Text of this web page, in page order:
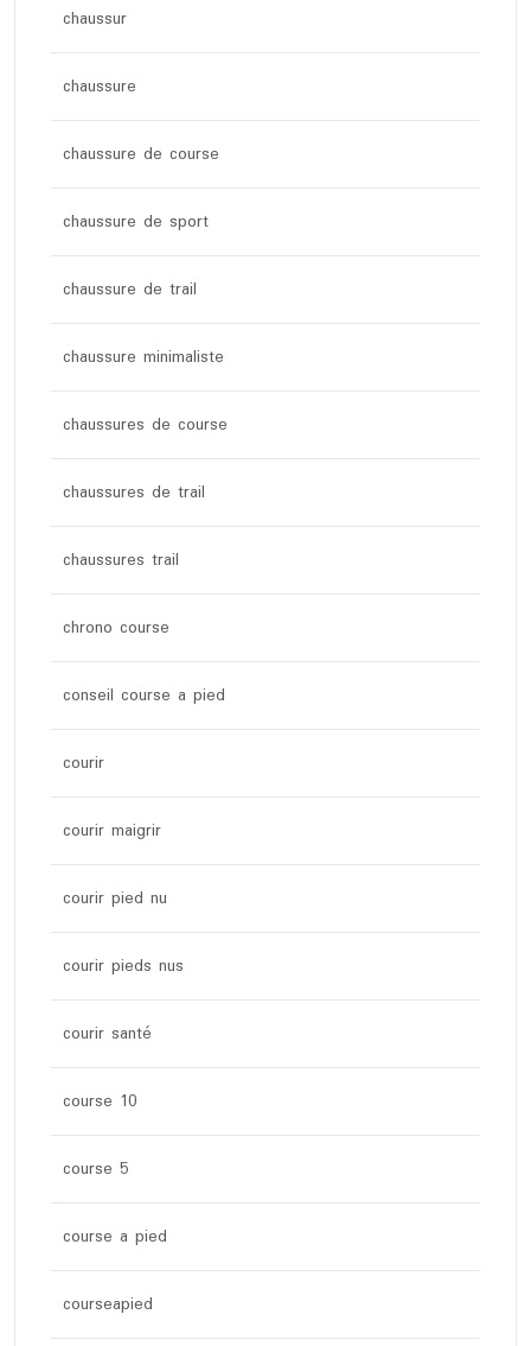
chaussur
chaussure
chaussure de course
chaussure de sport
chaussure de trail
chaussure minimaliste
chaussures de course
chaussures de trail
chaussures trail
chrono course
conseil course a pied
courir
courir maigrir
courir pied nu
courir pieds nus
courir santé
course 10
course 5
course a pied
courseapied